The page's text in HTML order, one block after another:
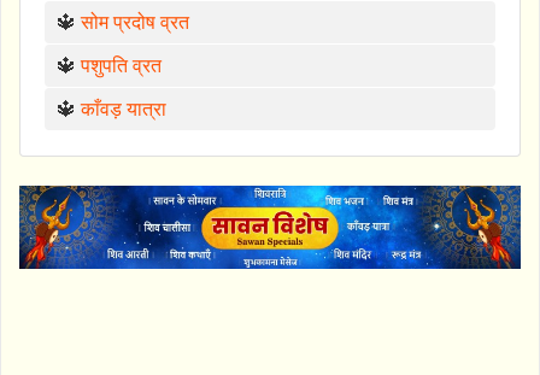
🔱सोम प्रदोष व्रत
🔱पशुपति व्रत
🔱काँवड़ यात्रा